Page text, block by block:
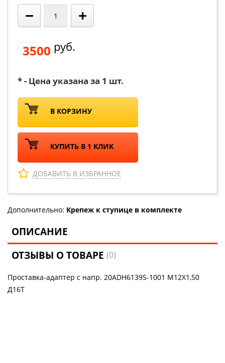
− +
3500 руб.
* - Цена указана за 1 шт.
В КОРЗИНУ
КУПИТЬ В 1 КЛИК
ДОБАВИТЬ В ИЗБРАННОЕ
Дополнительно: Крепеж к ступице в комплекте
ОПИСАНИЕ
ОТЗЫВЫ О ТОВАРЕ(0)
Проставка-адаптер с напр. 20ADH6139S-1001 М12Х1,50
Д16Т